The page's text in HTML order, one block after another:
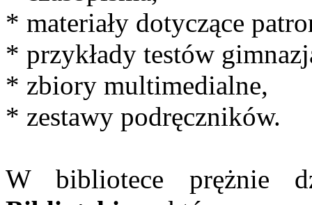
* materiały dotyczące
* przykłady testów
* zbiory multimedialne,
* zestawy podręczników.
W bibliotece prężnie